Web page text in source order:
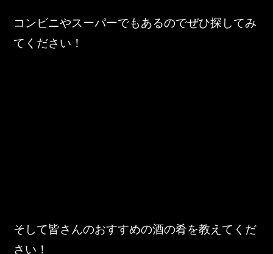
コンビニやスーパーでもあるのでぜひ探してみ
てください！
そして皆さんのおすすめの酒の肴を教えてくだ
さい！